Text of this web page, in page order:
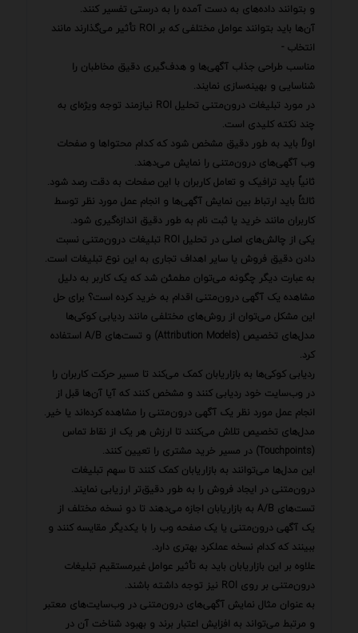
و بتوانند داده‌های به دست آمده را به درستی تفسیر کنند.
آن‌ها باید بتوانند عوامل مختلفی که بر ROI تأثیر می‌گذارند مانند
انتخاب -
مناسب طراحی جذاب آگهی‌ها و هدف‌گیری دقیق مخاطبان را
شناسایی و بهینه‌سازی نمایند.
در مورد تبلیغات درون‌متنی تحلیل ROI نیازمند توجه ویژه‌ای به
چند نکته کلیدی است.
اولاً باید به طور دقیق مشخص شود که کدام محتواها و صفحات
وب آگهی‌های درون‌متنی را نمایش می‌دهند.
ثانیاً باید ترافیک و تعامل کاربران با این صفحات به دقت رصد شود.
ثالثاً باید ارتباط بین نمایش آگهی‌ها و انجام عمل مورد نظر توسط
کاربران مانند خرید یا ثبت نام به طور دقیق اندازه‌گیری شود.
یکی از چالش‌های اصلی در تحلیل ROI تبلیغات درون‌متنی نسبت
دادن دقیق فروش یا سایر اهداف تجاری به این نوع تبلیغات است.
به عبارت دیگر چگونه می‌توان مطمئن شد که یک کاربر به دلیل
مشاهده یک آگهی درون‌متنی اقدام به خرید کرده است؟ برای حل
این مشکل می‌توان از روش‌های مختلفی مانند ردیابی کوکی‌ها
مدل‌های تخصیص (Attribution Models) و تست‌های A/B استفاده
کرد.
ردیابی کوکی‌ها به بازاریابان کمک می‌کند تا مسیر حرکت کاربران را
در وب‌سایت خود ردیابی کنند و مشخص کنند که آیا آن‌ها قبل از
انجام عمل مورد نظر یک آگهی درون‌متنی را مشاهده کرده‌اند یا خیر.
مدل‌های تخصیص تلاش می‌کنند تا ارزش هر یک از نقاط تماس
(Touchpoints) در مسیر خرید مشتری را تعیین کنند.
این مدل‌ها می‌توانند به بازاریابان کمک کنند تا سهم تبلیغات
درون‌متنی در ایجاد فروش را به طور دقیق‌تر ارزیابی نمایند.
تست‌های A/B به بازاریابان اجازه می‌دهند تا دو نسخه مختلف از
یک آگهی درون‌متنی یا یک صفحه وب را با یکدیگر مقایسه کنند و
ببینند که کدام نسخه عملکرد بهتری دارد.
علاوه بر این بازاریابان باید به تأثیر عوامل غیرمستقیم تبلیغات
درون‌متنی بر روی ROI نیز توجه داشته باشند.
به عنوان مثال نمایش آگهی‌های درون‌متنی در وب‌سایت‌های معتبر
و مرتبط می‌تواند به افزایش اعتبار برند و بهبود شناخت آن در